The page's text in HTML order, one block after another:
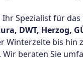
Spezialist für das
DWT, Herzog,
Winterzelte bis hin
. Wir beraten Sie